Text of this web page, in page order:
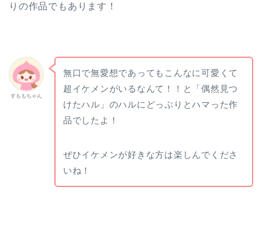
りの作品でもあります！
すももちゃん
無口で無愛想であってもこんなに可愛くて
超イケメンがいるなんて！！と「偶然見つ
けたハル」のハルにどっぷりとハマった作
品でしたよ！
ぜひイケメンが好きな方は楽しんでくださ
いね！